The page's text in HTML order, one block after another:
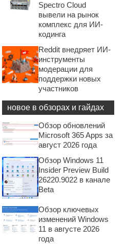
Spectro Cloud
вывели на рынок
комплекс для ИИ-
кодинга
Reddit внедряет ИИ-
инструменты
модерации для
поддержки новых
участников
новое в обзорах и гайдах
Обзор обновлений
Microsoft 365 Apps за
август 2026 года
Обзор Windows 11
Insider Preview Build
26220.9022 в канале
Beta
Обзор ключевых
изменений Windows
11 в августе 2026
года